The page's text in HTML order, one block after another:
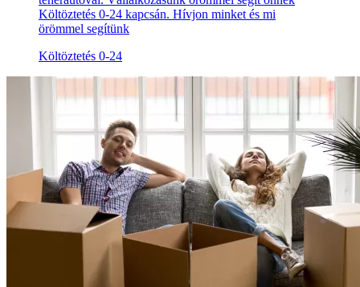
Költöztetés 0-24 kapcsán. Hívjon minket és mi
örömmel segítünk
Költöztetés 0-24